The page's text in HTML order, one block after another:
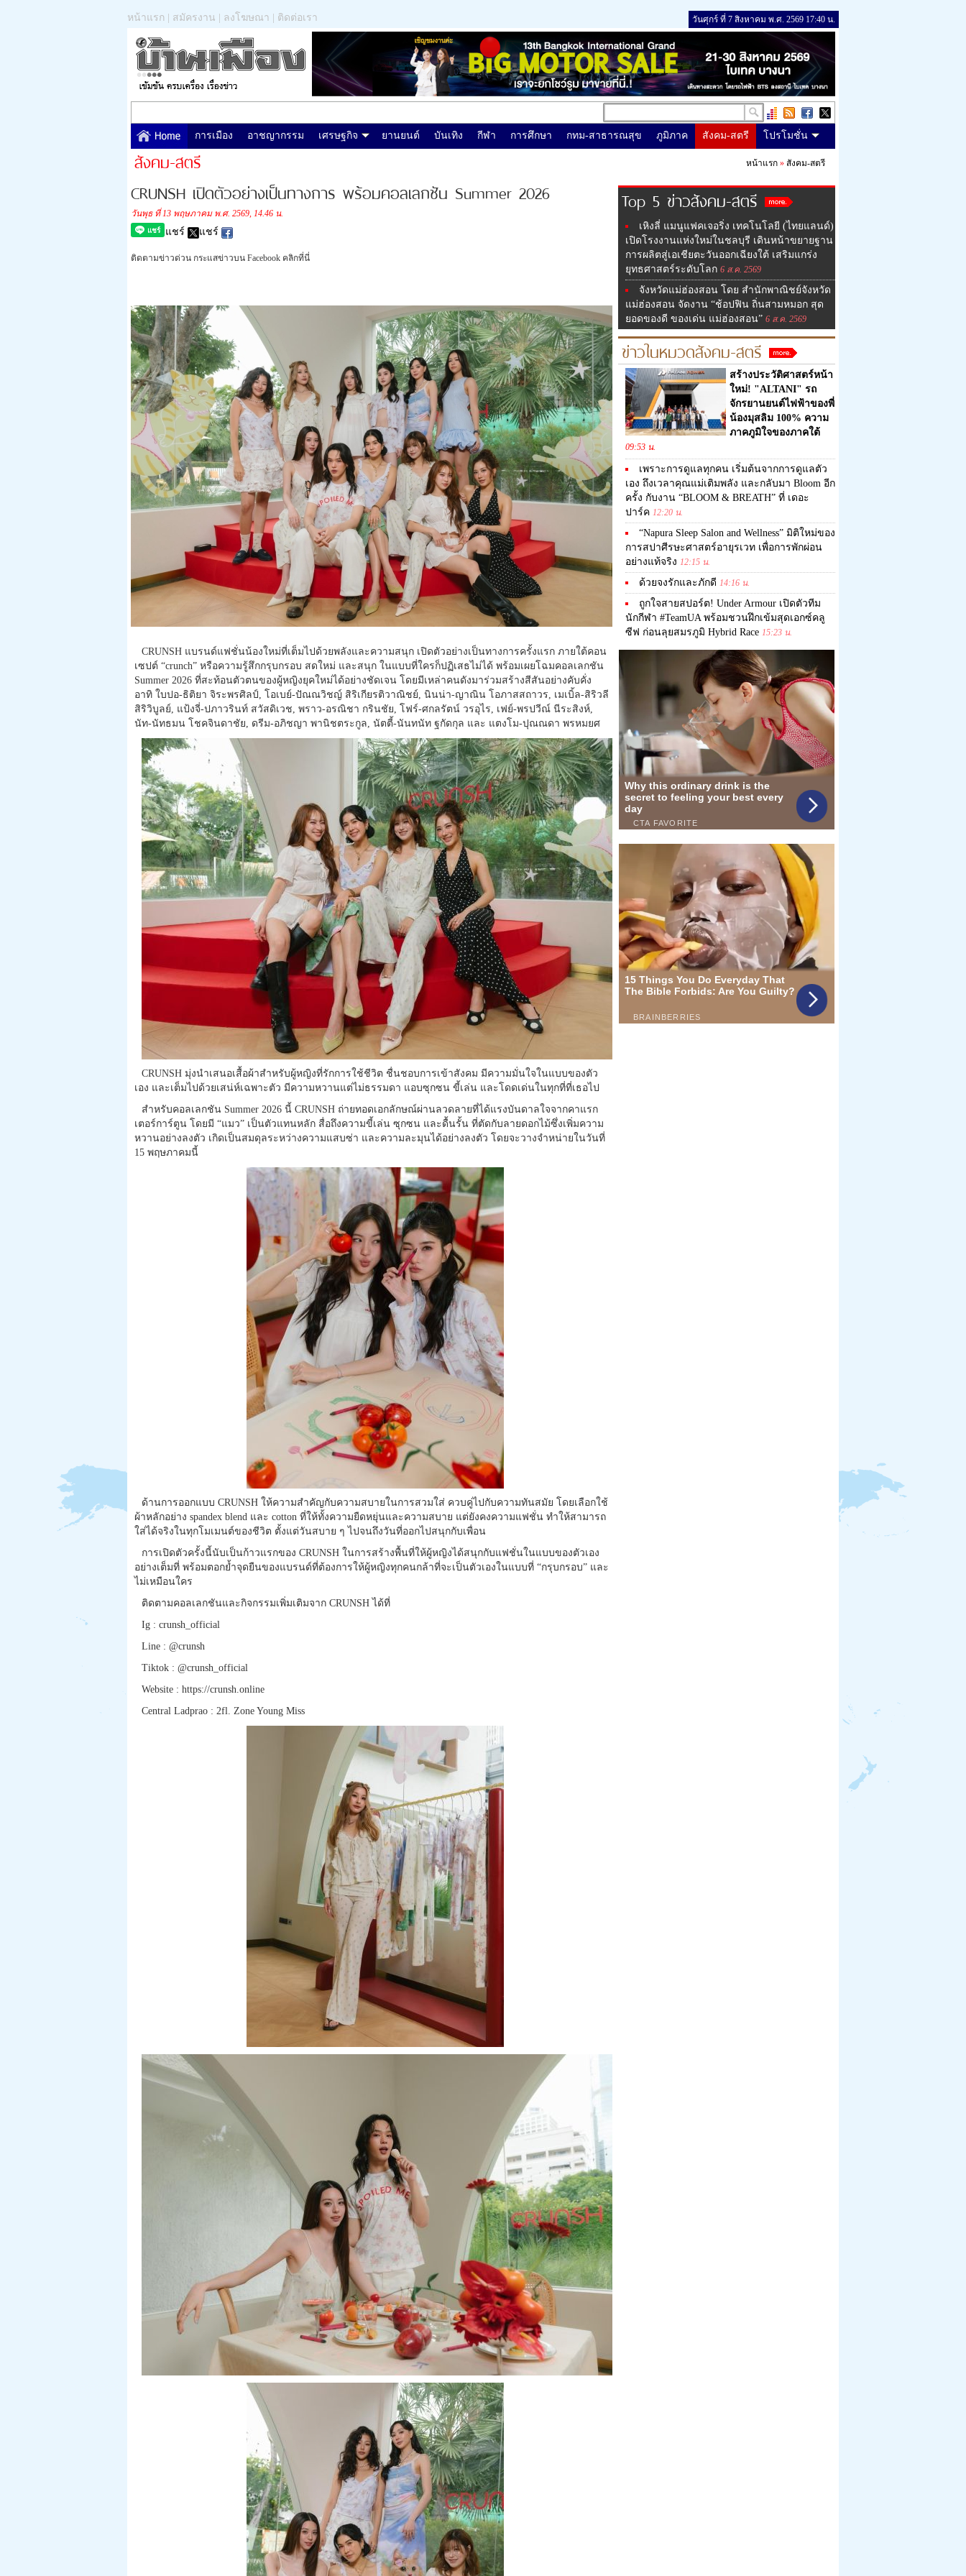
หน้าแรก สมัครงาน ลงโฆษณา ติดต่อเรา วันศุกร์ ที่ 7 สิงหาคม พ.ศ. 2569 17:40 น.
การเมือง อาชญากรรม เศรษฐกิจ ยานยนต์ บันเทิง กีฬา การศึกษา กทม-สาธารณสุข ภูมิภาค สังคม-สตรี โปรโมชั่น
สังคม-สตรี
CRUNSH เปิดตัวอย่างเป็นทางการ พร้อมคอลเลกชัน Summer 2026
วันพุธ ที่ 13 พฤษภาคม พ.ศ. 2569, 14.46 น.
แชร์ แชร์
ติดตามข่าวด่วน กระแสข่าวบน Facebook คลิกที่นี่
CRUNSH แบรนด์แฟชั่นน้องใหม่ที่เต็มไปด้วยพลังและความสนุก เปิดตัวอย่างเป็นทางการครั้งแรก ภายใต้คอน
เซปต์ “crunch” หรือความรู้สึกกรุบกรอบ สดใหม่ และสนุก ในแบบที่ใครก็ปฏิเสธไม่ได้ พร้อมเผยโฉมคอลเลกชัน
Summer 2026 ที่สะท้อนตัวตนของผู้หญิงยุคใหม่ได้อย่างชัดเจน โดยมีเหล่าคนดังมาร่วมสร้างสีสันอย่างคับคั่ง
อาทิ ใบปอ-ธิติยา จิระพรศิลป์, โอเบย์-ปัณณวิชญ์ สิริเกียรติวาณิชย์, นินน่า-ญาณิน โอภาสสถาวร, เมเบิ้ล-สิริวลี
สิริวิบูลย์, แป้งจี่-ปภาวรินท์ สวัสดิเวช, พราว-อรณิชา กรินชัย, โฟร์-ศกลรัตน์ วรอุไร, เฟย์-พรปวีณ์ นีระสิงห์,
นัท-นัทธมน โชคจินดาชัย, ดรีม-อภิชญา พานิชตระกูล, นัตตี้-นันทนัท ฐกัดกุล และ แตงโม-ปุณณดา พรหมยศ
CRUNSH มุ่งนำเสนอเสื้อผ้าสำหรับผู้หญิงที่รักการใช้ชีวิต ชื่นชอบการเข้าสังคม มีความมั่นใจในแบบของตัว
เอง และเต็มไปด้วยเสน่ห์เฉพาะตัว มีความหวานแต่ไม่ธรรมดา แอบซุกซน ขี้เล่น และโดดเด่นในทุกที่ที่เธอไป
สำหรับคอลเลกชัน Summer 2026 นี้ CRUNSH ถ่ายทอดเอกลักษณ์ผ่านลวดลายที่ได้แรงบันดาลใจจากคาแรก
เตอร์การ์ตูน โดยมี “แมว” เป็นตัวแทนหลัก สื่อถึงความขี้เล่น ซุกซน และดื้นรั้น ที่ตัดกับลายดอกไม้ซึ่งเพิ่มความ
หวานอย่างลงตัว เกิดเป็นสมดุลระหว่างความแสบซ่า และความละมุนได้อย่างลงตัว โดยจะวางจำหน่ายในวันที่
15 พฤษภาคมนี้
ด้านการออกแบบ CRUNSH ให้ความสำคัญกับความสบายในการสวมใส่ ควบคู่ไปกับความทันสมัย โดยเลือกใช้
ผ้าหลักอย่าง spandex blend และ cotton ที่ให้ทั้งความยืดหยุ่นและความสบาย แต่ยังคงความแฟชั่น ทำให้สามารถ
ใส่ได้จริงในทุกโมเมนต์ของชีวิต ตั้งแต่วันสบาย ๆ ไปจนถึงวันที่ออกไปสนุกกับเพื่อน
การเปิดตัวครั้งนี้นับเป็นก้าวแรกของ CRUNSH ในการสร้างพื้นที่ให้ผู้หญิงได้สนุกกับแฟชั่นในแบบของตัวเอง
อย่างเต็มที่ พร้อมตอกย้ำจุดยืนของแบรนด์ที่ต้องการให้ผู้หญิงทุกคนกล้าที่จะเป็นตัวเองในแบบที่ “กรุบกรอบ” และ
ไม่เหมือนใคร
ติดตามคอลเลกชันและกิจกรรมเพิ่มเติมจาก CRUNSH ได้ที่
Ig : crunsh_official
Line : @crunsh
Tiktok : @crunsh_official
Website : https://crunsh.online
Central Ladprao : 2fl. Zone Young Miss
หน้าแรก » สังคม-สตรี
Top 5 ข่าวสังคม-สตรี
เหิงลี่ แมนูแฟคเจอริ่ง เทคโนโลยี (ไทยแลนด์)
เปิดโรงงานแห่งใหม่ในชลบุรี เดินหน้าขยายฐาน
การผลิตสู่เอเชียตะวันออกเฉียงใต้ เสริมแกร่ง
ยุทธศาสตร์ระดับโลก 6 ส.ค. 2569
จังหวัดแม่ฮ่องสอน โดย สำนักพาณิชย์จังหวัด
แม่ฮ่องสอน จัดงาน “ช้อปฟิน ถิ่นสามหมอก สุด
ยอดของดี ของเด่น แม่ฮ่องสอน” 6 ส.ค. 2569
ข่าวในหมวดสังคม-สตรี
สร้างประวัติศาสตร์หน้า
ใหม่! "ALTANI" รถ
จักรยานยนต์ไฟฟ้าของพี่
น้องมุสลิม 100% ความ
ภาคภูมิใจของภาคใต้
09:53 น.
เพราะการดูแลทุกคน เริ่มต้นจากการดูแลตัว
เอง ถึงเวลาคุณแม่เติมพลัง และกลับมา Bloom อีก
ครั้ง กับงาน “BLOOM & BREATH” ที่ เดอะ
ปาร์ค 12:20 น.
“Napura Sleep Salon and Wellness” มิติใหม่ของ
การสปาศีรษะศาสตร์อายุรเวท เพื่อการพักผ่อน
อย่างแท้จริง 12:15 น.
ด้วยจงรักและภักดี 14:16 น.
ถูกใจสายสปอร์ต! Under Armour เปิดตัวทีม
นักกีฬา #TeamUA พร้อมชวนฝึกเข้มสุดเอกซ์คลู
ซีฟ ก่อนลุยสมรภูมิ Hybrid Race 15:23 น.